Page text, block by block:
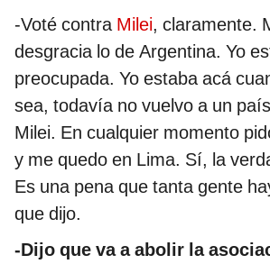
-Voté contra Milei, claramente.
desgracia lo de Argentina. Yo
preocupada. Yo estaba acá
sea, todavía no vuelvo a un
Milei. En cualquier momento
y me quedo en Lima. Sí, la
Es una pena que tanta gente
que dijo.
-Dijo que va a abolir la